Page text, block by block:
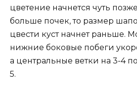
цветение начнется чуть
больше почек, то размер
цвести куст начнет раньше.
нижние боковые побеги
а центральные ветки на 3-4
5.